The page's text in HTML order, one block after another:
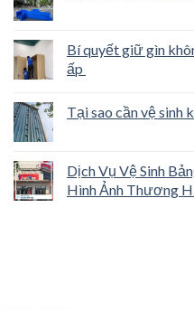
Bí quyết giữ gìn
ấp
Tại sao cần vệ sinh
Dịch Vụ Vệ Sinh
Hình Ảnh Thương